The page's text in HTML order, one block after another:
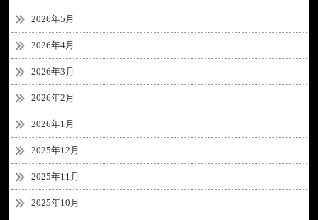
2026年5月
2026年4月
2026年3月
2026年2月
2026年1月
2025年12月
2025年11月
2025年10月